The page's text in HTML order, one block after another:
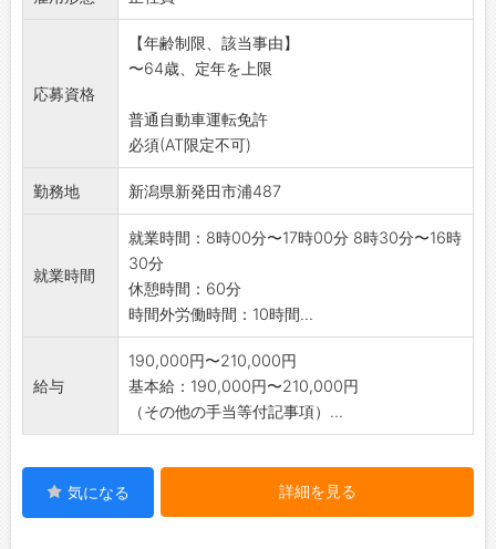
ります。
※作業に必要な免許は入社後に取得可能です。
「変更範囲:無し」
応募資格
【年齢制限、該当事由】
〜64歳、定年を上限
普通自動車運転免許
必須(AT限定不可)
勤務地 新潟県新発田市浦487
就業時間
就業時間：8時00分〜17時00分 8時30分〜16時
30分
休憩時間：60分
時間外労働時間：10時間...
給与
190,000円〜210,000円
基本給：190,000円〜210,000円
（その他の手当等付記事項）...
気になる 詳細を見る